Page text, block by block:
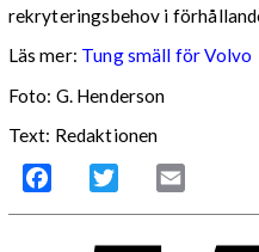
rekryteringsbehov i
Läs mer: Tung smäll för Volvo
Foto: G. Henderson
Text: Redaktionen
Facebook Twitter